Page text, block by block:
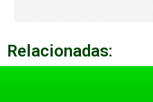
Relacionadas: